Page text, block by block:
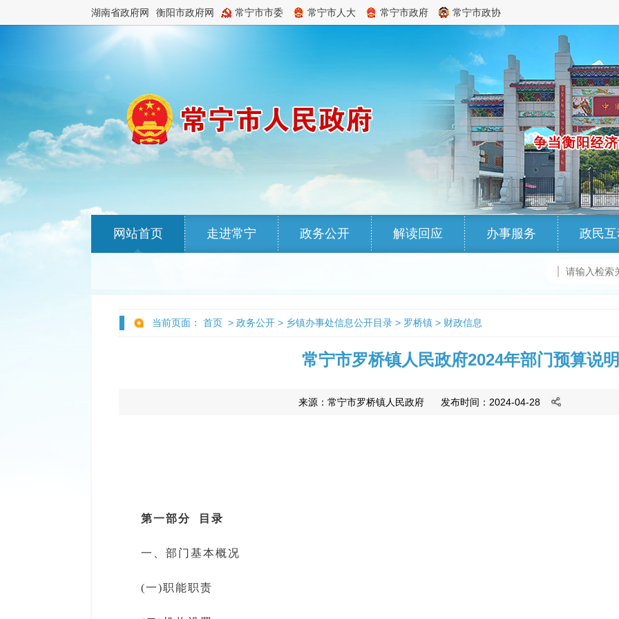
湖南省政府网 衡阳市政府网 常宁市市委 常宁市人大 常宁市政府 常宁市政协
网站首页 走进常宁 政务公开 解读回应 办事服务 政民
当前页面： 首页 > 政务公开 > 乡镇办事处信息公开目录 > 罗桥镇 > 财政信息
常宁市罗桥镇人民政府2024年部门预算说明
来源： 常宁市罗桥镇人民政府 发布时间：2024-04-28
第一部分 目录
一、部门基本概况
(一)职能职责